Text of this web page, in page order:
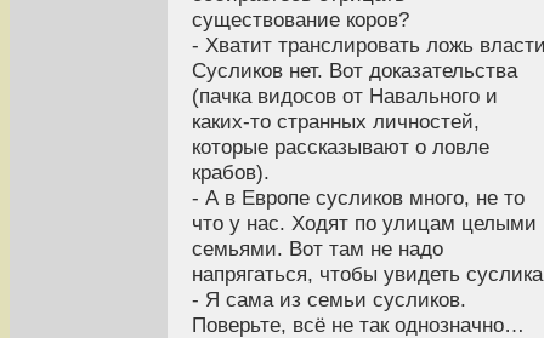
существование коров?
- Хватит транслировать ложь
Сусликов нет. Вот доказательства
(пачка видосов от Навального и
каких-то странных личностей,
которые рассказывают о ловле
крабов).
- А в Европе сусликов много, не то
что у нас. Ходят по улицам целыми
семьями. Вот там не надо
напрягаться, чтобы увидеть
- Я сама из семьи сусликов.
Поверьте, всё не так однозначно…